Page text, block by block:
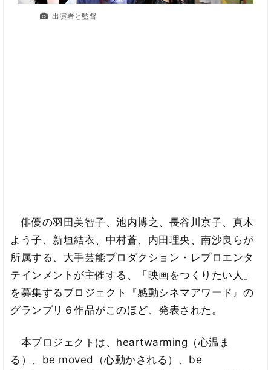
出演者と監督
俳優の羽田美智子、池内博之、長谷川京子、真木
よう子、新垣結衣、中村蒼、内田理央、南沙良らが
所属する、大手芸能プロダクション・レプロエンタ
テインメントが主催する、「映画をつくりたい人」
を募集するプロジェクト『感動シネマアワード』の
グランプリ６作品がこのほど、発表された。
本プロジェクトは、heartwarming（心温ま
る）、be moved（心動かされる）、be